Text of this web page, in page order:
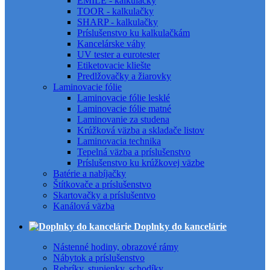
TOOR - kalkulačky
SHARP - kalkulačky
Príslušenstvo ku kalkulačkám
Kancelárske váhy
UV tester a eurotester
Etiketovacie kliešte
Predlžovačky a žiarovky
Laminovacie fólie
Laminovacie fólie lesklé
Laminovacie fólie matné
Laminovanie za studena
Krúžková väzba a skladače listov
Laminovacia technika
Tepelná väzba a príslušenstvo
Príslušenstvo ku krúžkovej väzbe
Batérie a nabíjačky
Štítkovače a príslušenstvo
Skartovačky a príslušentvo
Kanálová väzba
Doplnky do kancelárie
Nástenné hodiny, obrazové rámy
Nábytok a príslušenstvo